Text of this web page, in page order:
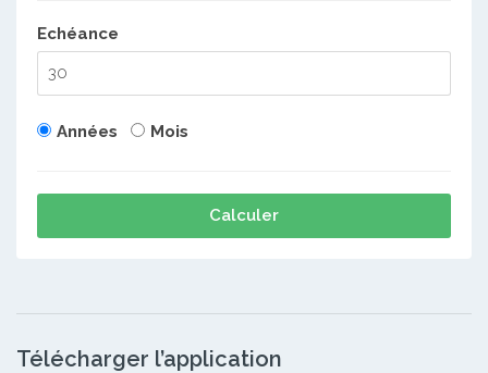
Echéance
Années Mois
Calculer
Télécharger l’application